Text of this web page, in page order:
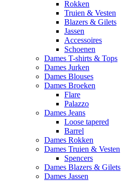
Rokken
Truien & Vesten
Blazers & Gilets
Jassen
Accessoires
Schoenen
Dames T-shirts & Tops
Dames Jurken
Dames Blouses
Dames Broeken
Flare
Palazzo
Dames Jeans
Loose tapered
Barrel
Dames Rokken
Dames Truien & Vesten
Spencers
Dames Blazers & Gilets
Dames Jassen